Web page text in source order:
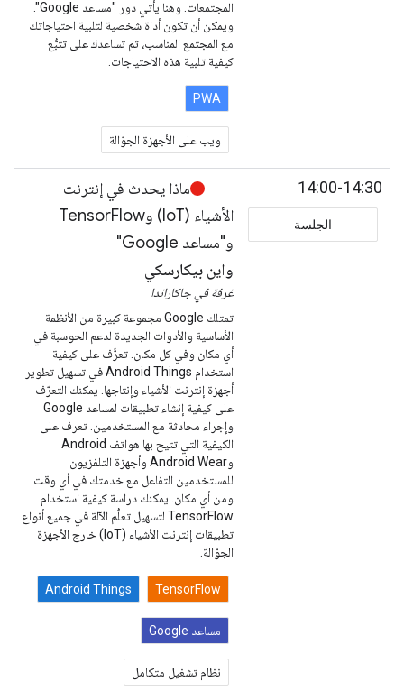
المجتمعات. وهنا يأتي دور "مساعد Google".
ويمكن أن تكون أداة شخصية لتلبية احتياجاتك
مع المجتمع المناسب، ثم تساعدك على تتبُّع
كيفية تلبية هذه الاحتياجات.
PWA
ويب على الأجهزة الجوّالة
14:00-14:30
الجلسة
ماذا يحدث في إنترنت
الأشياء (IoT) وTensorFlow
و"مساعد Google"
واين بيكارسكي
غرفة في جاكاراندا
تمتلك Google مجموعة كبيرة من الأنظمة
الأساسية والأدوات الجديدة لدعم الحوسبة في
أي مكان وفي كل مكان. تعرَّف على كيفية
استخدام Android Things في تسهيل تطوير
أجهزة إنترنت الأشياء وإنتاجها. يمكنك التعرّف
على كيفية إنشاء تطبيقات لمساعد Google
وإجراء محادثة مع المستخدمين. تعرف على
الكيفية التي تتيح بها هواتف Android
وAndroid Wear وأجهزة التلفزيون
للمستخدمين التفاعل مع خدمتك في أي وقت
ومن أي مكان. يمكنك دراسة كيفية استخدام
TensorFlow لتسهيل تعلُّم الآلة في جميع أنواع
تطبيقات إنترنت الأشياء (IoT) خارج الأجهزة
الجوّالة.
TensorFlow
Android Things
مساعد Google
نظام تشغيل متكامل